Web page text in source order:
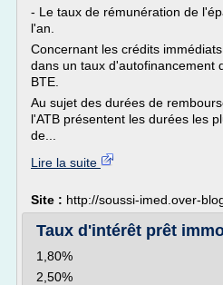
- Le taux de rémunération de
l'an.
Concernant les crédits
dans un taux d'autofinancement
BTE.
Au sujet des durées de
l'ATB présentent les durées les
de...
Lire la suite
Site : http://soussi-imed.over-
Taux d'intérêt prêt
1,80%
2,50%